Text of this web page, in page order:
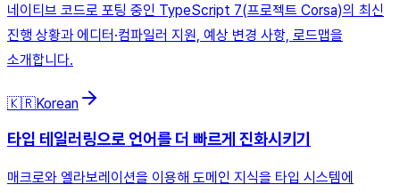
네이티브 코드로 포팅 중인 TypeScript 7(프로젝트 Corsa)의 최신
진행 상황과 에디터·컴파일러 지원, 예상 변경 사항, 로드맵을
소개합니다.
🇰🇷Korean
타입 테일러링으로 언어를 더 빠르게 진화시키기
매크로와 엘라보레이션을 이용해 도메인 지식을 타입 시스템에